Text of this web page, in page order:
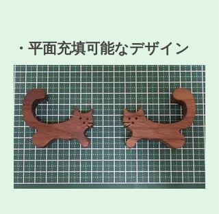
​・平面充填可能なデザイン